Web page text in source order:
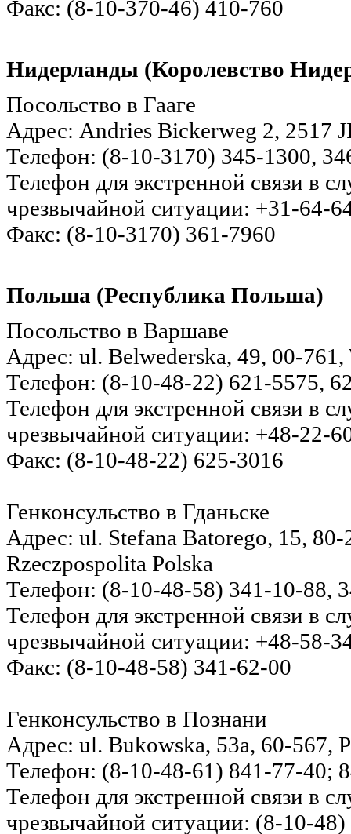
Факс: (8-10-370-46) 410-760
Нидерланды (Королевство
Посольство в Гааге
Адрес: Andries Bickerweg 2, 2517
Телефон: (8-10-3170) 345-1300,
Телефон для экстренной связи в
чрезвычайной ситуации: +31-64-
Факс: (8-10-3170) 361-7960
Польша (Республика Польша)
Посольство в Варшаве
Адрес: ul. Belwederska, 49, 00-761,
Телефон: (8-10-48-22) 621-5575,
Телефон для экстренной связи в
чрезвычайной ситуации: +48-22-
Факс: (8-10-48-22) 625-3016
Генконсульство в Гданьске
Адрес: ul. Stefana Batorego, 15,
Rzeczpospolita Polska
Телефон: (8-10-48-58) 341-10-88,
Телефон для экстренной связи в
чрезвычайной ситуации: +48-58-
Факс: (8-10-48-58) 341-62-00
Генконсульство в Познани
Адрес: ul. Bukowska, 53a, 60-567,
Телефон: (8-10-48-61) 841-77-40;
Телефон для экстренной связи в
чрезвычайной ситуации: (8-10-